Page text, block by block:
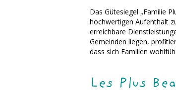
Das Gütesiegel „Familie
hochwertigen Aufenthalt
erreichbare
Gemeinden liegen,
dass sich Familien
Les Plus